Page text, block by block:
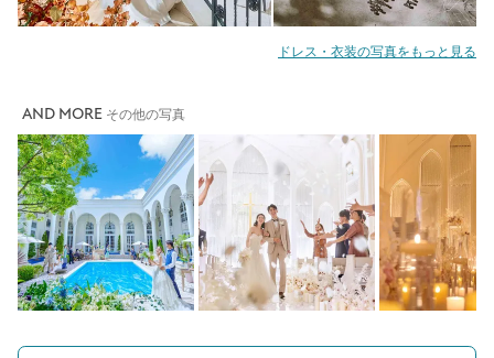
ドレス・衣装の写真をもっと見る
AND MORE その他の写真